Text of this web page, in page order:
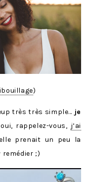
)
très très simple… je
rappelez-vous, j’ai
prenait un peu la
remédier ;)